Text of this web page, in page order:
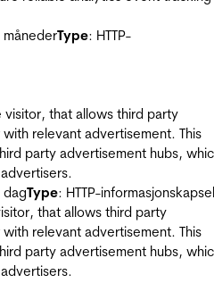
månederType: HTTP-
visitor, that allows third party
relevant advertisement. This
party advertisement hubs,
dagType: HTTP-informasjonskapsel
that allows third party
relevant advertisement. This
party advertisement hubs,